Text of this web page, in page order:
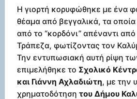
Η γιορτή κορυφώθηκε με ένα
θέαμα από βεγγαλικά, τα
από το “κορδόνι” απέναντι
Τράπεζα, φωτίζοντας τον
Την εντυπωσιακή αυτή ρίψη
επιμελήθηκε το Σχολικό
και Γιάννη Αχλαδιώτη, με την
χρηματοδότηση του Δήμου